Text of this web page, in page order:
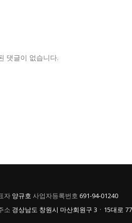
댓글이 없습니다.
자 양규호 사업자등록번호 691-94-01240
소 경상남도 창원시 마산회원구 3ㆍ15대로